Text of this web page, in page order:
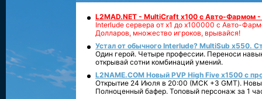
L2MAD.NET - MultiCraft x100 с Авто-Фармом
Interlude сервера от х1 до х100000 с Авто-
Долларов, множество игроков, врывайся!
Устал от обычного Interlude? MultiSub x550.
Один герой. Четыре профессии. Переноси
открывай сотни комбинаций умений.
L2NAME.COM Новый PVP High Five x1500 с
Открытие 24 Июля в 20:00 (МСК +3 GMT).
Полноценный бафер. Топовый персонаж за 1